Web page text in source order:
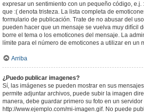
expresar un sentimiento con un pequeño código, e.j.
que :( denota tristeza. La lista completa de
formulario de publicación. Trate de no abusar del
pueden hacer que un mensaje se vuelva muy difícil
borre el tema o los emoticones del mensaje. La
límite para el número de emoticones a utilizar en un
Arriba
¿Puedo publicar imagenes?
Sí, las imágenes se pueden mostrar en sus
permite adjuntar archivos, puede subir la imagen
manera, debe guardar primero su foto en un
http://www.ejemplo.com/mi-imagen.gif. No puede